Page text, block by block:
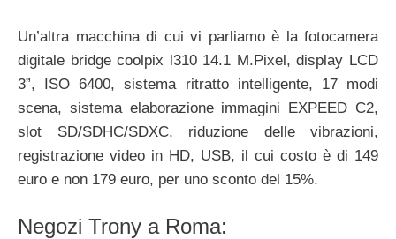
Un’altra macchina di cui vi parliamo è la fotocamera
digitale bridge coolpix l310 14.1 M.Pixel, display LCD
3”, ISO 6400, sistema ritratto intelligente, 17 modi
scena, sistema elaborazione immagini EXPEED C2,
slot SD/SDHC/SDXC, riduzione delle vibrazioni,
registrazione video in HD, USB, il cui costo è di 149
euro e non 179 euro, per uno sconto del 15%.
Negozi Trony a Roma: